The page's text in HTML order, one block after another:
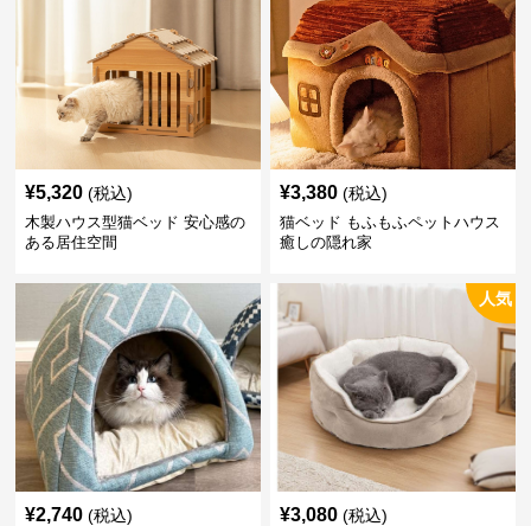
¥5,320 (税込)
木製ハウス型猫ベッド 安心感の
ある居住空間
¥3,380 (税込)
猫ベッド もふもふペットハウス
癒しの隠れ家
¥2,740 (税込)
人気
¥3,080 (税込)